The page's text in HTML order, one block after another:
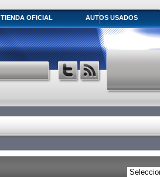
TIENDA OFICIAL AUTOS USADOS